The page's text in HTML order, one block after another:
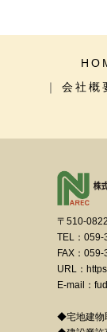
会社概
〒510-
TEL：059-
FAX：
URL：
E-mail：
◆宅地建物